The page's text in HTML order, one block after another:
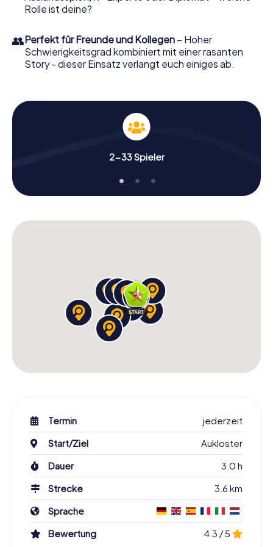
Rolle ist deine?
👥Perfekt für Freunde und Kollegen – Hoher
Schwierigkeitsgrad kombiniert mit einer rasanten
Story - dieser Einsatz verlangt euch einiges ab.
2-33 Spieler
Termin
jederzeit
Start/Ziel
Aukloster
Dauer
3.0 h
Strecke
3.6 km
Sprache
Bewertung
4.3 / 5